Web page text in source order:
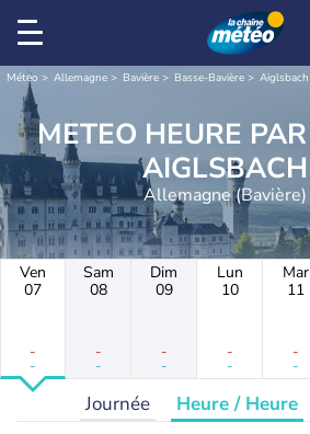
Météo Allemagne Bavière Basse-Bavière Aiglsbach
METEO HEURE
AIGLSBACH
Allemagne (Bavière)
Ven
07
-
-
Sam
08
-
-
Dim
09
-
-
Lun
10
-
-
Mar
11
-
-
Journée Heure / Heure